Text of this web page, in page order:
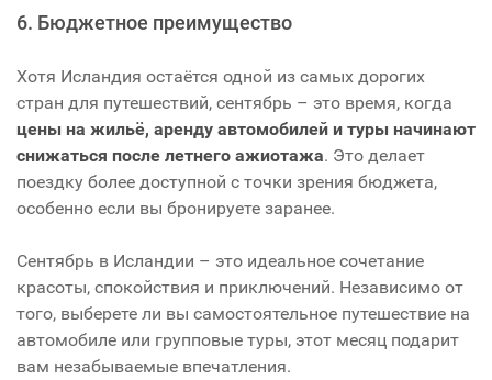
6. Бюджетное преимущество
Хотя Исландия остаётся одной из самых дорогих
стран для путешествий, сентябрь – это время, когда
цены на жильё, аренду автомобилей и туры начинают
снижаться после летнего ажиотажа. Это делает
поездку более доступной с точки зрения бюджета,
особенно если вы бронируете заранее.
Сентябрь в Исландии – это идеальное сочетание
красоты, спокойствия и приключений. Независимо от
того, выберете ли вы самостоятельное путешествие на
автомобиле или групповые туры, этот месяц подарит
вам незабываемые впечатления.